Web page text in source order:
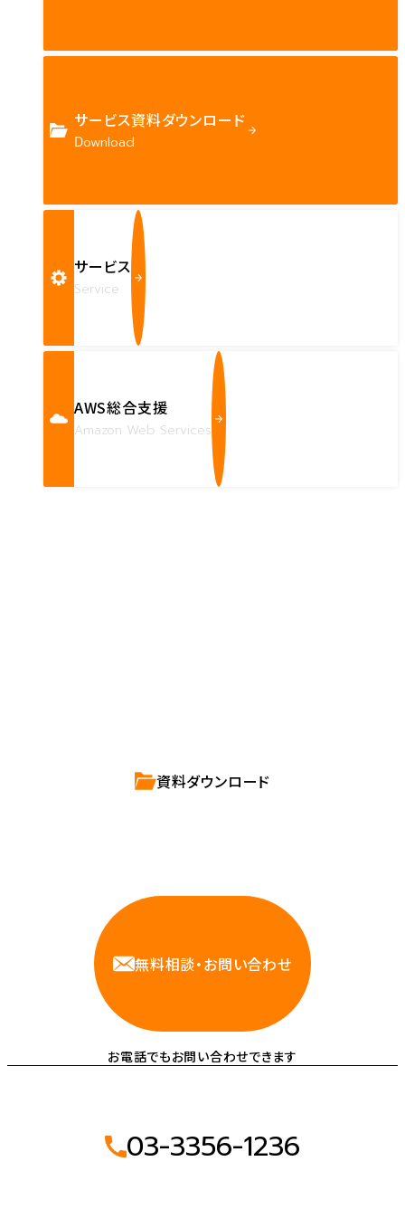
サービス資料ダウンロード
Download
サービス
Service
AWS総合支援
Amazon Web Services
資料ダウンロード
無料相談・お問い合わせ
お電話でもお問い合わせできます
03-3356-1236